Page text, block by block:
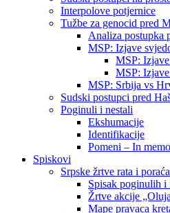
Interpolove potjernice
Tužbe za genocid pred
Analiza postupka
MSP: Izjave
MSP:
MSP:
MSP: Srbija vs
Sudski postupci pred
Poginuli i nestali
Ekshumacije
Identifikacije
Pomeni – In
Spiskovi
Srpske žrtve rata i
Spisak poginulih i
Žrtve akcije
Mape pravaca